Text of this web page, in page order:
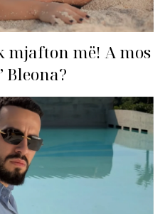
më! A mos
Bleona?